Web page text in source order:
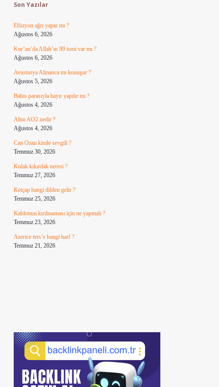
Son Yazılar
Efüzyon ağrı yapar mı ?
Ağustos 6, 2026
Kur’an’da Allah’ın 99 ismi var mı ?
Ağustos 6, 2026
Avusturya Almanca mı konuşur ?
Ağustos 5, 2026
Bahis parasıyla hayır yapılır mı ?
Ağustos 4, 2026
Altın AO2 nedir ?
Ağustos 4, 2026
Can Ozan kimle sevgili ?
Temmuz 30, 2026
Kulak kıkırdak neresi ?
Temmuz 27, 2026
Ketçap hangi dilden gelir ?
Temmuz 25, 2026
Kablonun kırılmaması için ne yapmalı ?
Temmuz 23, 2026
Azerice ters’e hangi harf ?
Temmuz 21, 2026